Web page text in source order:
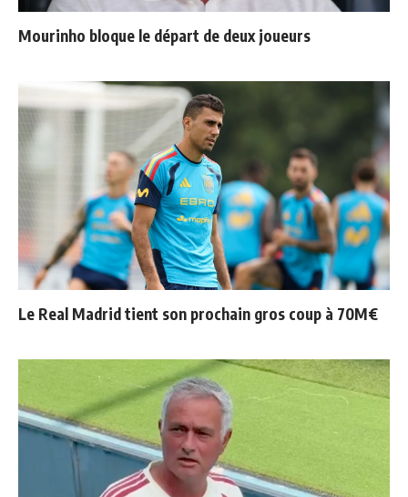
Mourinho bloque le départ de deux joueurs
Le Real Madrid tient son prochain gros coup à 70M€